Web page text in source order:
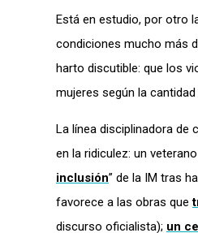
Está en estudio, por otro
condiciones mucho más
harto discutible: que los
mujeres según la
La línea disciplinadora de
en la ridiculez: un
inclusión” de la IM tras
favorece a las obras que
discurso oficialista); un